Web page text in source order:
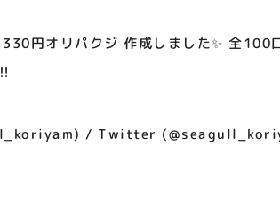
円オリパクジ 作成しました✨ 全100
/ Twitter